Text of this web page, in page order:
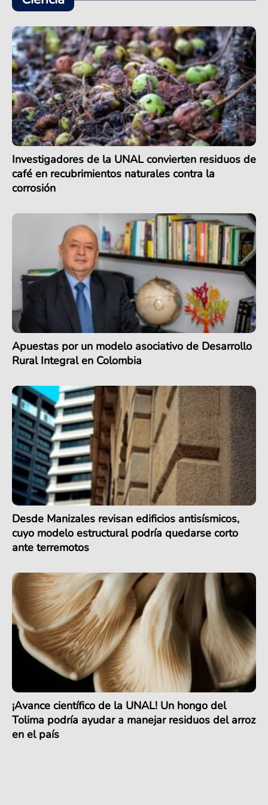
Investigadores de la UNAL convierten residuos de
café en recubrimientos naturales contra la
corrosión
Apuestas por un modelo asociativo de Desarrollo
Rural Integral en Colombia
Desde Manizales revisan edificios antisísmicos,
cuyo modelo estructural podría quedarse corto
ante terremotos
¡Avance científico de la UNAL! Un hongo del
Tolima podría ayudar a manejar residuos del arroz
en el país